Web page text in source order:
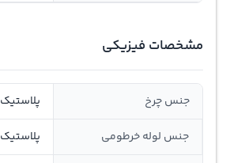
مشخصات فیزیکی
جنس چرخ پلاستیک
جنس لوله خرطومی پلاستیک